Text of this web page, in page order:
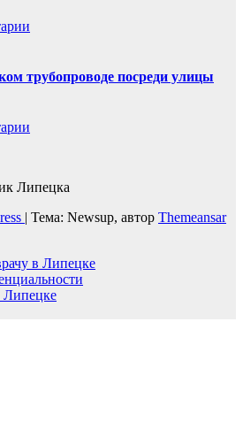
трубопроводе посреди улицы
Липецка
| Тема: Newsup, автор Themeansar
в Липецке
Липецке